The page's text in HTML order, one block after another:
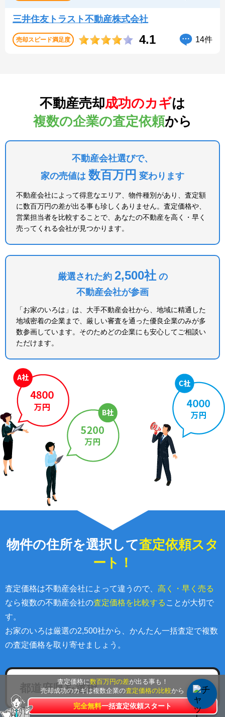
三井住友トラスト不動産株式会社
売却スピード満足度 4.1 14件
不動産売却成功のカギは
複数の企業の査定依頼から
不動産会社選びで、
家の売値は 数百万円 変わります
不動産会社によって得意なエリア、物件種別があり、査定額
に数百万円の差が出る事も珍しくありません。査定価格や、
営業担当者を比較することで、あなたの不動産を高く・早く
売ってくれる会社が見つかります。
厳選された約 2,500社 の
不動産会社が参画
「お家のいろは」は、大手不動産会社から、地域に精通した
地域密着の企業まで、厳しい審査を通った優良企業のみが多
数参画しています。そのためどの企業にも安心してご相談い
ただけます。
物件の住所を選択して査定依頼スタ
ート！
査定価格は不動産会社によって違うので、 高く・早く売る
なら複数の不動産会社の査定価格を比較する ことが大切で
す。
お家のいろは厳選の2,500社から、かんたん一括査定で複数
の査定価格を取り寄せましょう。
都道府県を選択
査定価格に数百万円の差が出る事も！
売却成功のカギは複数企業の査定価格の比較から
完全無料一括査定依頼スタート